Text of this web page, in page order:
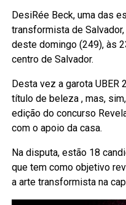
DesiRée Beck, uma das
transformista de
deste domingo (249), às
centro de Salvador.
Desta vez a garota UBER
título de beleza , mas,
edição do concurso
com o apoio da casa.
Na disputa, estão 18
que tem como objetivo
a arte transformista na